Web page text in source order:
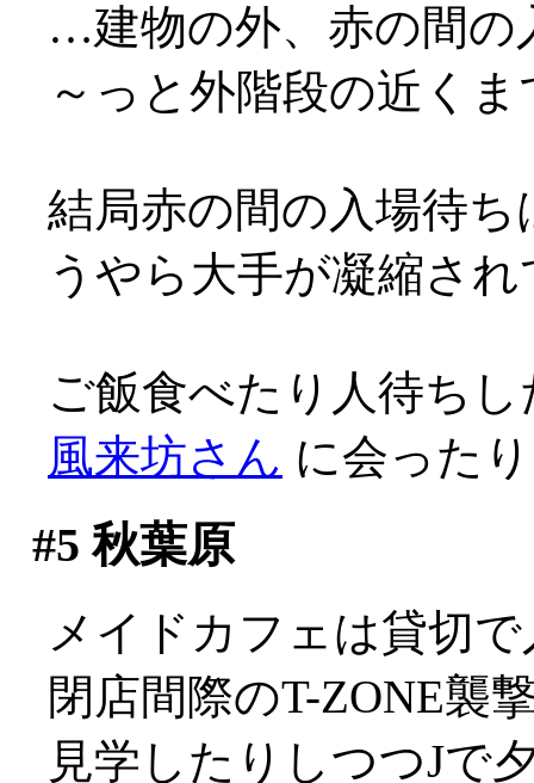
…建物の外、赤の間の
～っと外階段の近く
結局赤の間の入場待
うやら大手が凝縮さ
ご飯食べたり人待ち
風来坊さん に会った
#5 秋葉原
メイドカフェは貸切
閉店間際のT-ZONE襲
見学したりしつつJで